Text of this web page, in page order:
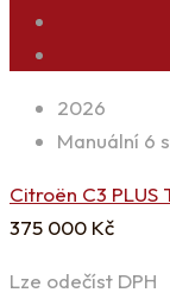
2026
Manuální 6
Citroën C3 PLUS
375 000 Kč
Lze odečíst DPH